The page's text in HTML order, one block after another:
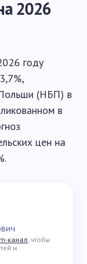
2026
году
(НБП) в
в
цен на
канал, чтобы
и